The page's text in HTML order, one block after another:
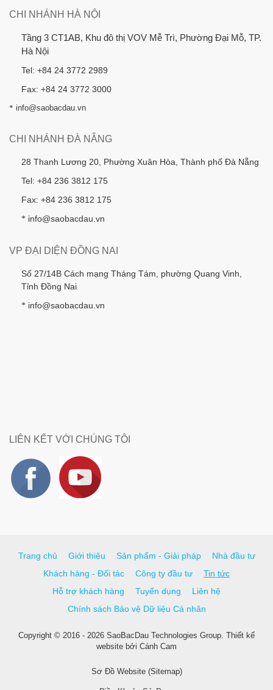
CHI NHÁNH HÀ NỘI
Tầng 3 CT1AB, Khu đô thị VOV Mễ Trì, Phường Đại Mỗ, TP.
Hà Nội
Tel: +84 24 3772 2989
Fax: +84 24 3772 3000
* info@saobacdau.vn
CHI NHÁNH ĐÀ NẴNG
28 Thanh Lương 20, Phường Xuân Hòa, Thành phố Đà Nẵng
Tel: +84 236 3812 175
Fax: +84 236 3812 175
* info@saobacdau.vn
VP ĐẠI DIỆN ĐỒNG NAI
Số 27/14B Cách mạng Tháng Tám, phường Quang Vinh,
Tỉnh Đồng Nai
* info@saobacdau.vn
LIÊN KẾT VỚI CHÚNG TÔI
Trang chủ Giới thiệu Sản phẩm - Giải pháp
Nhà đầu tư
Khách hàng - Đối tác
Công ty đầu tư
Tin tức
Hỗ trợ khách hàng
Tuyển dụng
Liên hệ
Chính sách Bảo vệ Dữ liệu Cá nhân
Copyright © 2016 - 2026 SaoBacDau Technologies Group. Thiết kế
website bởi Cánh Cam
Sơ Đồ Website (Sitemap)